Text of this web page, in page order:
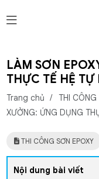
LÀM SƠN
THỰC TẾ HỆ
Trang chủ / THI CÔNG
XƯỞNG: ỨNG DỤNG
THI CÔNG SƠN EPOXY
Nội dung bài viết